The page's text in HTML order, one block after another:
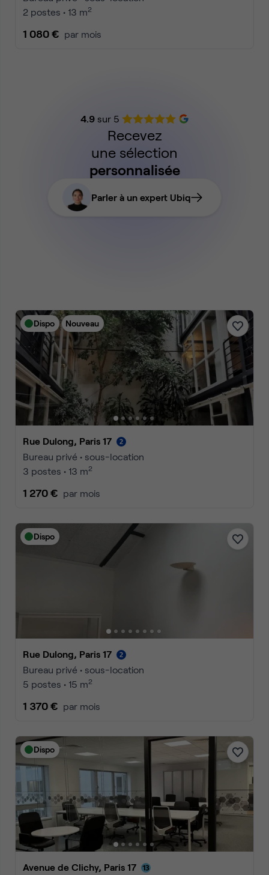
2 postes • 13 m2
1 080 € par mois
4.9sur 5
Recevez
une sélection
personnalisée
Parler à un expert Ubiq
Dispo Nouveau
Rue Dulong, Paris 17
Bureau privé • sous-location
3 postes • 13 m2
1 270 € par mois
Dispo
Rue Dulong, Paris 17
Bureau privé • sous-location
5 postes • 15 m2
1 370 € par mois
Dispo
Avenue de Clichy, Paris 17